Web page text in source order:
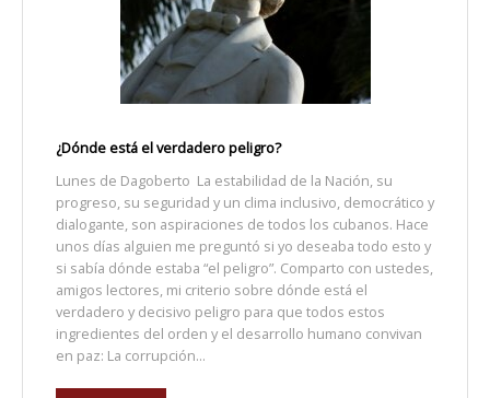
¿Dónde está el verdadero peligro?
Lunes de Dagoberto La estabilidad de la Nación, su
progreso, su seguridad y un clima inclusivo, democrático y
dialogante, son aspiraciones de todos los cubanos. Hace
unos días alguien me preguntó si yo deseaba todo esto y
si sabía dónde estaba “el peligro”. Comparto con ustedes,
amigos lectores, mi criterio sobre dónde está el
verdadero y decisivo peligro para que todos estos
ingredientes del orden y el desarrollo humano convivan
en paz: La corrupción...